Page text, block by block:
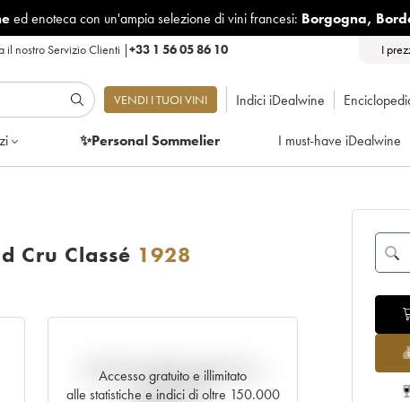
ed enoteca con un'ampia selezione di vini francesi: Borgogna,
il nostro Servizio Clienti |+33 1 56 05 86 10 I
VENDI I TUOI VINI Indici iDealwine
✨Personal Sommelier I must-have iDealwine
Cru Classé 1928
Accesso gratuito e illimitato
alle statistiche e indici di oltre 150.000
Andamento della quotazione in
tempo reale